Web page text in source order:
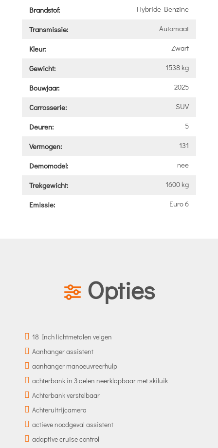
Brandstof: Hybride Benzine
Transmissie: Automaat
Kleur: Zwart
Gewicht: 1538 kg
Bouwjaar: 2025
Carrosserie: SUV
Deuren: 5
Vermogen: 131
Demomodel: nee
Trekgewicht: 1600 kg
Emissie: Euro 6
Opties
18 Inch lichtmetalen velgen
Aanhanger assistent
aanhanger manoeuvreerhulp
achterbank in 3 delen neerklapbaar met skiluik
Achterbank verstelbaar
Achteruitrijcamera
actieve noodgeval assistent
adaptive cruise control